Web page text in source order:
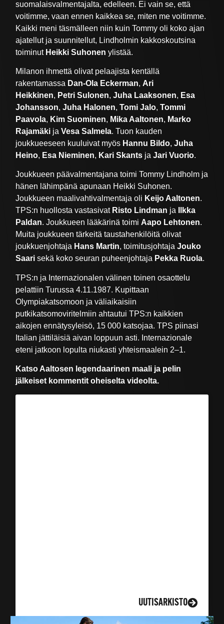
suomalaisvalmentajalta, edelleen. Ei vain se, että
voitimme, vaan ennen kaikkea se, miten me voitimme.
Kaikki meni täsmälleen niin kuin Tommy oli koko ajan
ajatellut ja suunnitellut, Lindholmin kakkoskoutsina
toiminut Heikki Suhonen ylistää.
Milanon ihmettä olivat pelaajista kentällä
rakentamassa Dan-Ola Eckerman, Ari
Heikkinen, Petri Sulonen,Juha Laaksonen, Esa
Johansson, Juha Halonen,Tomi Jalo,Tommi
Paavola, Kim Suominen, Mika Aaltonen, Marko
Rajamäki ja Vesa Salmela. Tuon kauden
joukkueeseen kuuluivat myös Hannu Bildo,Juha
Heino, Esa Nieminen, Kari Skants jaJari Vuorio.
Joukkueen päävalmentajana toimi Tommy Lindholm ja
hänen lähimpänä apunaan Heikki Suhonen.
Joukkueen maalivahtivalmentaja oli Keijo Aaltonen.
TPS:n huollosta vastasivat Risto Lindman ja Ilkka
Paldan. Joukkueen lääkärinä toimiAapo Lehtonen.
Muita joukkueen tärkeitä taustahenkilöitä olivat
joukkuenjohtaja Hans Martin, toimitusjohtajaJouko
Saari sekä koko seuran puheenjohtaja Pekka Ruola.
TPS:n ja Internazionalen välinen toinen osaottelu
pelattiin Turussa 4.11.1987. Kupittaan
Olympiakatsomoon ja väliaikaisiin
putkikatsomoviritelmiin ahtautui TPS:n kaikkien
aikojen ennätysyleisö, 15 000 katsojaa. TPS piinasi
Italian jättiläisiä aivan loppuun asti. Internazionale
eteni jatkoon lopulta niukasti yhteismaalein 2–1.
Katso Aaltosen legendaarinen maali ja pelin
jälkeiset kommentit oheiselta videolta.
UUTISARKISTO